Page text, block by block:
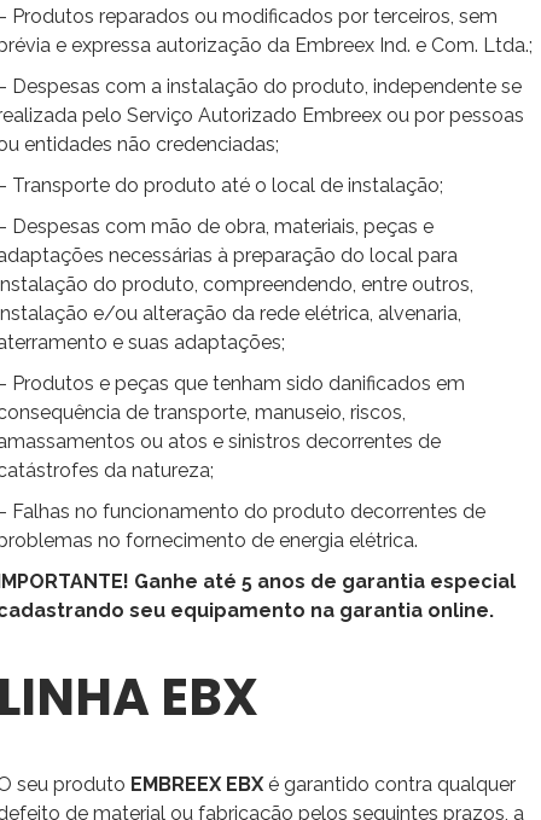
Produtos reparados ou modificados por terceiros, sem
e expressa autorização da Embreex Ind. e Com. Ltda.;
Despesas com a instalação do produto, independente se
pelo Serviço Autorizado Embreex ou por pessoas
entidades não credenciadas;
Transporte do produto até o local de instalação;
Despesas com mão de obra, materiais, peças e
necessárias à preparação do local para
do produto, compreendendo, entre outros,
e/ou alteração da rede elétrica, alvenaria,
e suas adaptações;
Produtos e peças que tenham sido danificados em
de transporte, manuseio, riscos,
ou atos e sinistros decorrentes de
da natureza;
Falhas no funcionamento do produto decorrentes de
no fornecimento de energia elétrica.
Ganhe até 5 anos de garantia especial
seu equipamento na garantia online.
EBX
seu produto EMBREEX EBXé garantido contra qualquer
de material ou fabricação pelos seguintes prazos, a